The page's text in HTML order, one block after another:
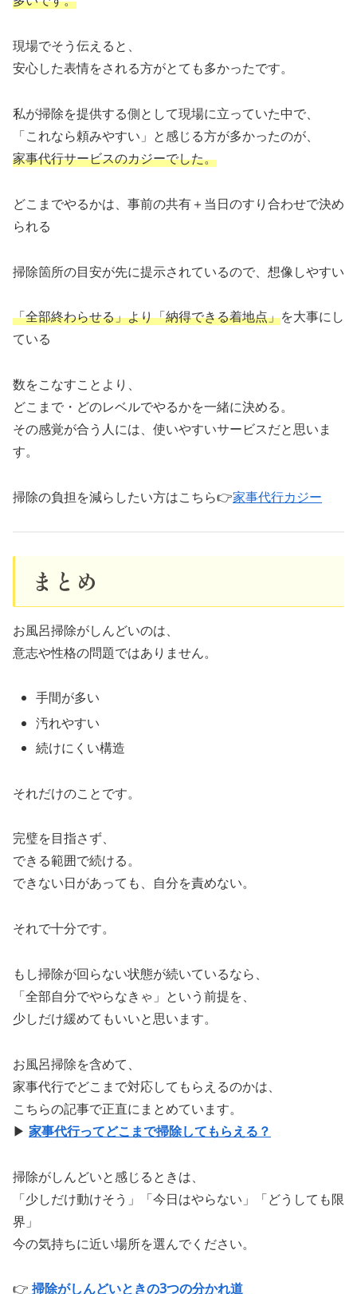
現場でそう伝えると、
安心した表情をされる方がとても多かったです。
私が掃除を提供する側として現場に立っていた中で、
「これなら頼みやすい」と感じる方が多かったのが、
家事代行サービスのカジーでした。
どこまでやるかは、事前の共有＋当日のすり合わせで決め
られる
掃除箇所の目安が先に提示されているので、想像しやすい
「全部終わらせる」より「納得できる着地点」を大事にし
ている
数をこなすことより、
どこまで・どのレベルでやるかを一緒に決める。
その感覚が合う人には、使いやすいサービスだと思いま
す。
掃除の負担を減らしたい方はこちら👉家事代行カジー
まとめ
お風呂掃除がしんどいのは、
意志や性格の問題ではありません。
手間が多い
汚れやすい
続けにくい構造
それだけのことです。
完璧を目指さず、
できる範囲で続ける。
できない日があっても、自分を責めない。
それで十分です。
もし掃除が回らない状態が続いているなら、
「全部自分でやらなきゃ」という前提を、
少しだけ緩めてもいいと思います。
お風呂掃除を含めて、
家事代行でどこまで対応してもらえるのかは、
こちらの記事で正直にまとめています。
▶ 家事代行ってどこまで掃除してもらえる？
掃除がしんどいと感じるときは、
「少しだけ動けそう」「今日はやらない」「どうしても限
界」
今の気持ちに近い場所を選んでください。
👉 掃除がしんどいときの3つの分かれ道